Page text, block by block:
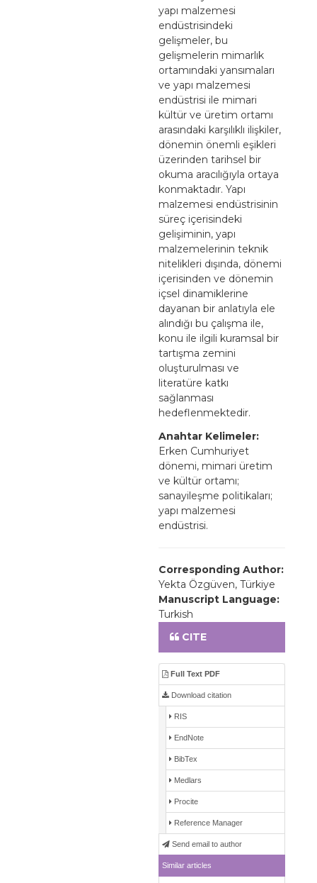
yapı malzemesi
endüstrisindeki
gelişmeler, bu
gelişmelerin mimarlık
ortamındaki yansımaları
ve yapı malzemesi
endüstrisi ile mimari
kültür ve üretim ortamı
arasındaki karşılıklı ilişkiler,
dönemin önemli eşikleri
üzerinden tarihsel bir
okuma aracılığıyla ortaya
konmaktadır. Yapı
malzemesi endüstrisinin
süreç içerisindeki
gelişiminin, yapı
malzemelerinin teknik
nitelikleri dışında, dönemi
içerisinden ve dönemin
içsel dinamiklerine
dayanan bir anlatıyla ele
alındığı bu çalışma ile,
konu ile ilgili kuramsal bir
tartışma zemini
oluşturulması ve
literatüre katkı
sağlanması
hedeflenmektedir.
Anahtar Kelimeler:
Erken Cumhuriyet
dönemi, mimari üretim
ve kültür ortamı;
sanayileşme politikaları;
yapı malzemesi
endüstrisi.
Corresponding Author:
Yekta Özgüven, Türkiye
Manuscript Language:
Turkish
CITE
Full Text PDF
Download citation
RIS
EndNote
BibTex
Medlars
Procite
Reference Manager
Send email to author
Similar articles